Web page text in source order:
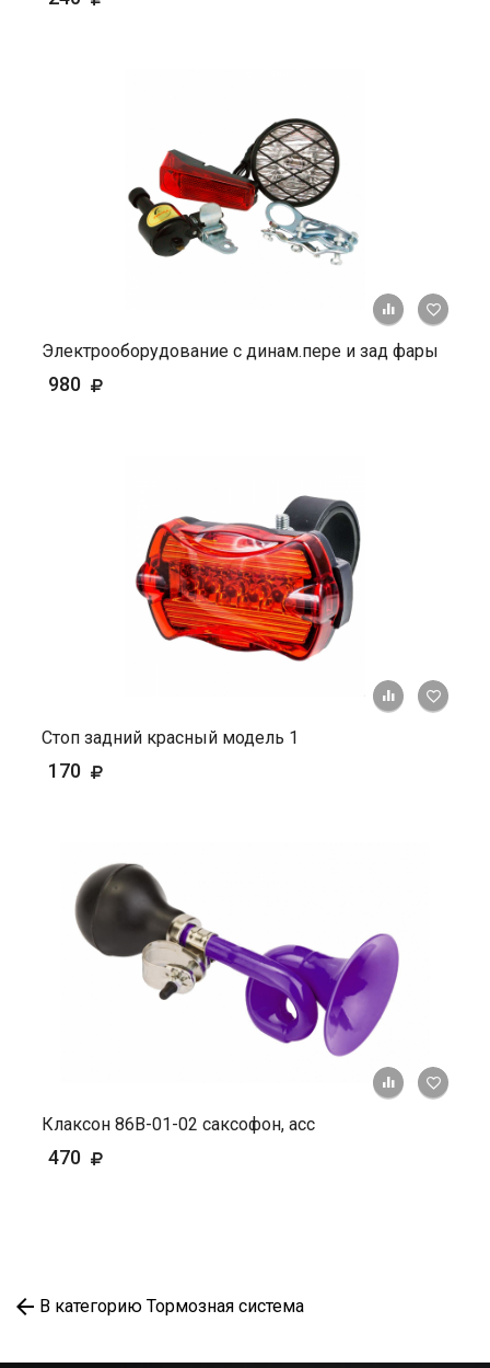
+ К
Электрооборудование с динам.пере и зад фары
980
+ К
Стоп задний красный модель 1
170
+ К
Клаксон 86В-01-02 саксофон, асс
470
В категорию Тормозная система